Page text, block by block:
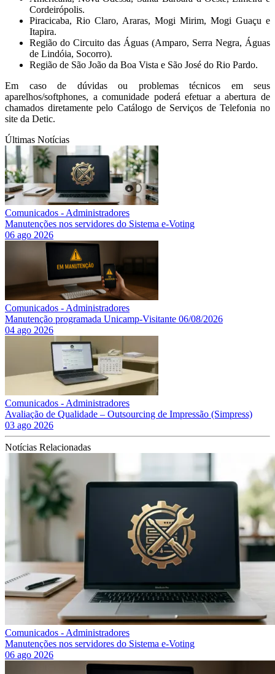
Cordeirópolis.
Piracicaba, Rio Claro, Araras, Mogi Mirim, Mogi Guaçu e
Itapira.
Região do Circuito das Águas (Amparo, Serra Negra, Águas
de Lindóia, Socorro).
Região de São João da Boa Vista e São José do Rio Pardo.
Em caso de dúvidas ou problemas técnicos em seus
aparelhos/softphones, a comunidade poderá efetuar a abertura de
chamados diretamente pelo Catálogo de Serviços de Telefonia no
site da Detic.
Últimas Notícias
Comunicados - Administradores
Manutenções nos servidores do Sistema e-Voting
06 ago 2026
Comunicados - Administradores
Manutenção programada Unicamp-Visitante 06/08/2026
04 ago 2026
Comunicados - Administradores
Avaliação de Qualidade – Outsourcing de Impressão (Simpress)
03 ago 2026
Notícias Relacionadas
Comunicados - Administradores
Manutenções nos servidores do Sistema e-Voting
06 ago 2026